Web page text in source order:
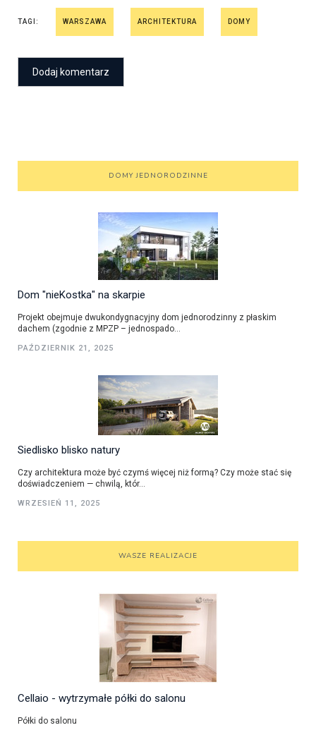
TAGI: WARSZAWA ARCHITEKTURA DOMY
DOMY JEDNORODZINNE
Dom "nieKostka" na skarpie
Projekt obejmuje dwukondygnacyjny dom jednorodzinny z płaskim
dachem (zgodnie z MPZP – jednospado...
PAŹDZIERNIK 21, 2025
Siedlisko blisko natury
Czy architektura może być czymś więcej niż formą? Czy może stać się
doświadczeniem — chwilą, któr...
WRZESIEŃ 11, 2025
WASZE REALIZACJE
Cellaio - wytrzymałe półki do salonu
Półki do salonu